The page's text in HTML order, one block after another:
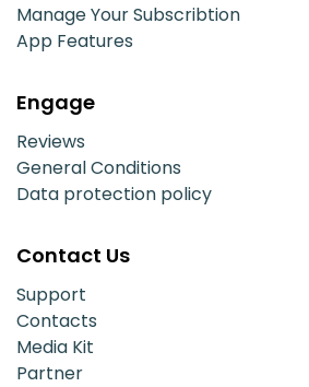
Manage Your Subscribtion
App Features
Engage
Reviews
General Conditions
Data protection policy
Contact Us
Support
Contacts
Media Kit
Partner